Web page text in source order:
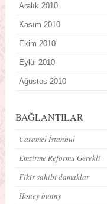
Aralık 2010
Kasım 2010
Ekim 2010
Eylül 2010
Ağustos 2010
BAĞLANTILAR
Caramel İstanbul
Emzirme Reformu Gerekli
Fikir sahibi damaklar
Honey bunny